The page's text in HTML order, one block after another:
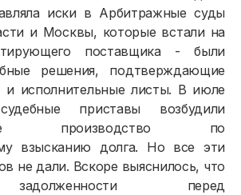
иски в Арбитражные суды
и Москвы, которые встали на
поставщика - были
решения, подтверждающие
и исполнительные листы. В июле
приставы возбудили
производство по
взысканию долга. Но все эти
не дали. Вскоре выяснилось, что
перед